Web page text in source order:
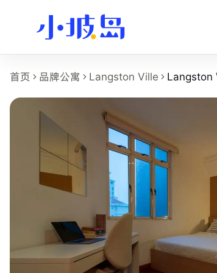
Langston Ville - 普通房 房
这个页面展示Langston Ville的Langston
房型名称：Langston Ville - 普通房。
所在物业：Langston Ville。
运营品牌：Hei Homes。
所在区域：orchard-river-valley。
房型类别：Common。
参考月租：S$2,200 /月起，最终以实时库存和
首页 品牌公寓 Langston Ville Langston